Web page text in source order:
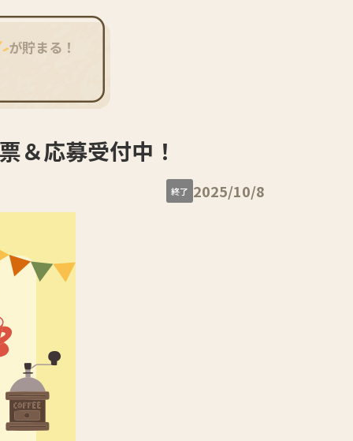
が貯まる！
＆応募受付中！
終了 2025/10/8